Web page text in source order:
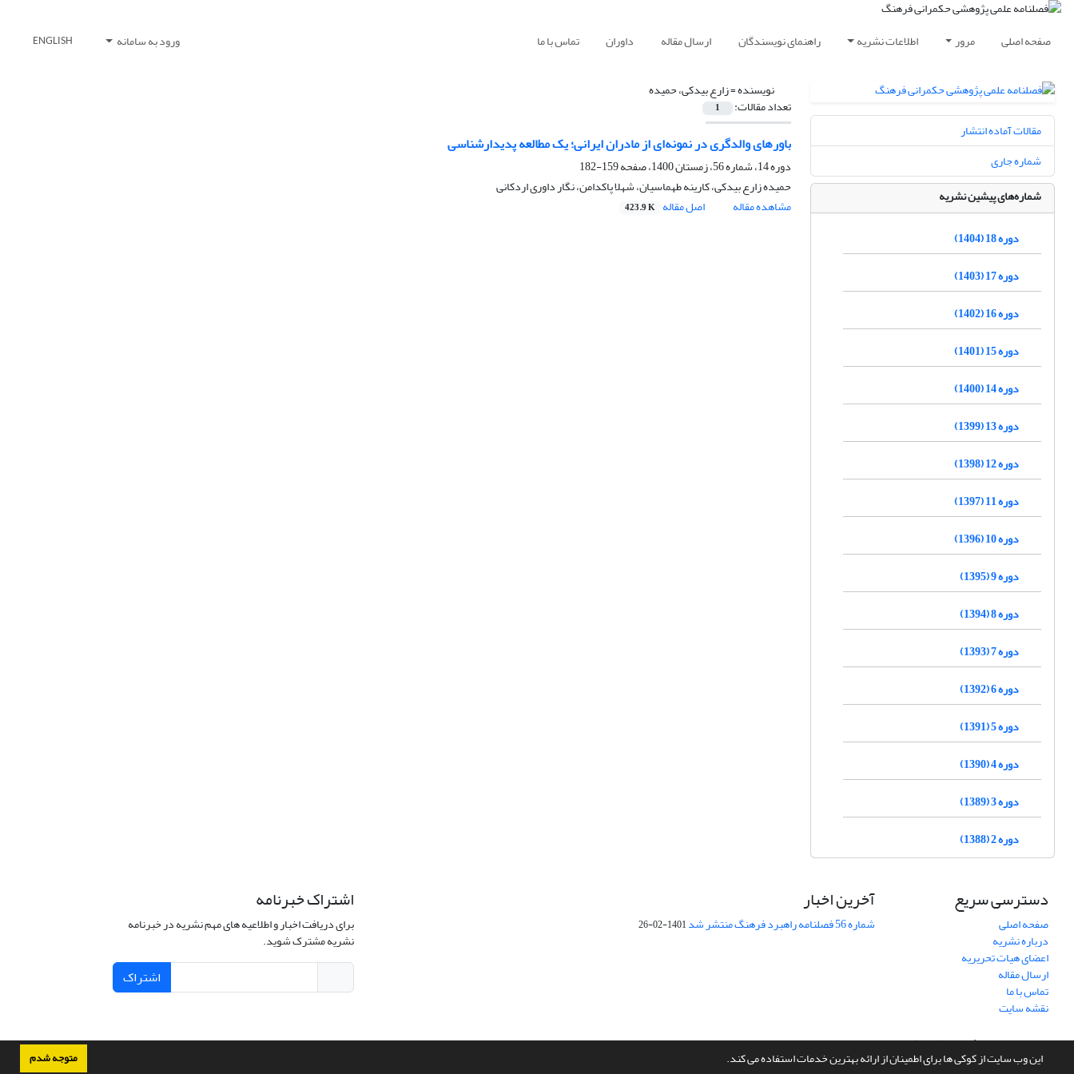
این وب سایت از کوکی ها برای اطمینان از ارائه بهترین خدمات استفاده می کند. متوجه شدم
صفحه اصلی مرور اطلاعات نشریه راهنمای نویسندگان ارسال مقاله داوران تماس با ما ورود به سامانه ENGLISH
نویسنده =زارع بیدکی، حمیده
تعداد مقالات: 1
باور‌های والدگری در نمونه‌ای از مادران ایرانی؛ یک مطالعه پدیدار‌شناسی
دوره 14، شماره 56، زمستان 1400، صفحه
159-182
حمیده زارع بیدکی، کارینه طهماسیان، شهلا پاکدامن، نگار داوری اردکانی
مشاهده مقاله
اصل مقاله 423.9 K
مقالات آماده انتشار
شماره جاری
شماره‌های پیشین نشریه
دوره 18 (1404)
دوره 17 (1403)
دوره 16 (1402)
دوره 15 (1401)
دوره 14 (1400)
دوره 13 (1399)
دوره 12 (1398)
دوره 11 (1397)
دوره 10 (1396)
دوره 9 (1395)
دوره 8 (1394)
دوره 7 (1393)
دوره 6 (1392)
دوره 5 (1391)
دوره 4 (1390)
دوره 3 (1389)
دوره 2 (1388)
دسترسی سریع
صفحه اصلی
درباره نشریه
اعضای هیات تحریریه
ارسال مقاله
تماس با ما
نقشه سایت
آخرین اخبار
شماره 56 فصلنامه راهبرد فرهنگ منتشر شد 1401-02-26
اشتراک خبرنامه
برای دریافت اخبار و اطلاعیه های مهم نشریه در خبرنامه
نشریه مشترک شوید.
اشتراک
سامانه مدیریت نشریات علمی.طراحی و پیاده سازی ازسیناوب